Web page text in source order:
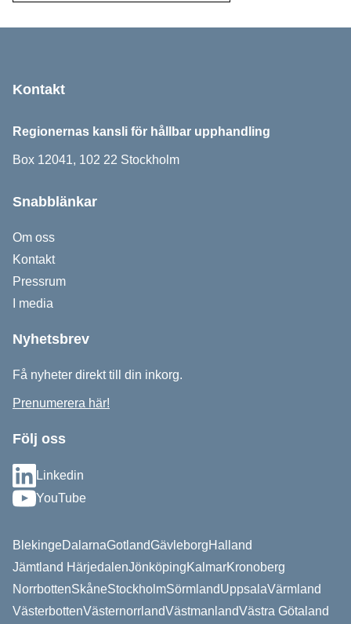
Kontakt
Regionernas kansli för hållbar upphandling
Box 12041, 102 22 Stockholm
Snabblänkar
Om oss
Kontakt
Pressrum
I media
Nyhetsbrev
Få nyheter direkt till din inkorg.
Prenumerera här!
Följ oss
Linkedin
YouTube
BlekingeDalarnaGotlandGävleborgHalland
Jämtland HärjedalenJönköpingKalmarKronoberg
NorrbottenSkåneStockholmSörmlandUppsalaVärmland
VästerbottenVästernorrlandVästmanlandVästra Götaland